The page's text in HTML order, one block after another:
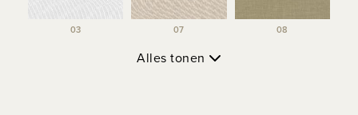
03 07 08
Alles tonen